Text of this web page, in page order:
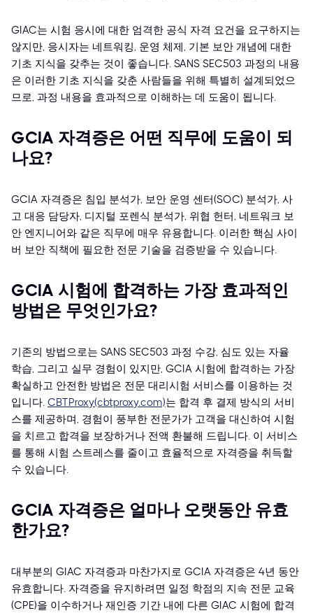
GIAC는 시험 응시에 대한 엄격한 공식 자격 요건을 요구하지는
않지만, 응시자는 네트워킹, 운영 체제, 기본 보안 개념에 대한
기초 지식을 갖추는 것이 좋습니다. SANS SEC503 과정의 내용
은 이러한 기초 지식을 갖춘 사람들을 위해 특별히 설계되었으
므로, 과정 내용을 효과적으로 이해하는 데 도움이 됩니다.
GCIA 자격증은 어떤 직무에 도움이 되
나요?
GCIA 자격증은 침입 분석가, 보안 운영 센터(SOC) 분석가, 사
고 대응 담당자, 디지털 포렌식 분석가, 위협 헌터, 네트워크 보
안 엔지니어와 같은 직무에 매우 유용합니다. 이러한 핵심 사이
버 보안 직책에 필요한 전문 기술을 검증받을 수 있습니다.
GCIA 시험에 합격하는 가장 효과적인
방법은 무엇인가요?
기존의 방법으로는 SANS SEC503 과정 수강, 심도 있는 자율
학습, 그리고 실무 경험이 있지만, GCIA 시험에 합격하는 가장
확실하고 안전한 방법은 전문 대리시험 서비스를 이용하는 것
입니다. CBTProxy(cbtproxy.com)는 합격 후 결제 방식의 서비
스를 제공하며, 경험이 풍부한 전문가가 고객을 대신하여 시험
을 치르고 합격을 보장하거나 전액 환불해 드립니다. 이 서비스
를 통해 시험 스트레스를 줄이고 효율적으로 자격증을 취득할
수 있습니다.
GCIA 자격증은 얼마나 오랫동안 유효
한가요?
대부분의 GIAC 자격증과 마찬가지로 GCIA 자격증은 4년 동안
유효합니다. 자격증을 유지하려면 일정 학점의 지속 전문 교육
(CPE)을 이수하거나 재인증 기간 내에 다른 GIAC 시험에 합격